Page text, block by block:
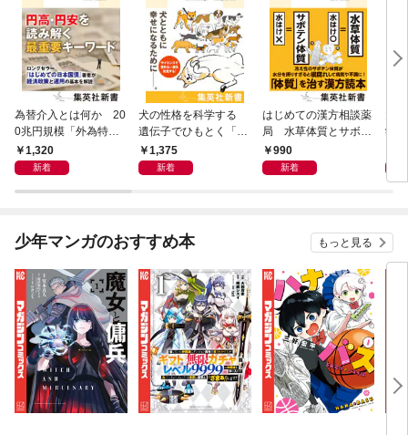
為替介入とは何か 20
0兆円規模「外為特
会」が生まれた謎
1,320
新着
犬の性格を科学する
遺伝子でひもとく「最
良の友」の進化
1,375
新着
はじめての漢方相談薬
局 水草体質とサボテ
ン体質
990
新着
学
少年マンガのおすすめ本 もっと見る